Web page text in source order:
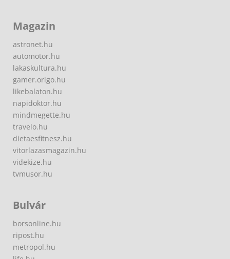
Magazin
astronet.hu
automotor.hu
lakaskultura.hu
gamer.origo.hu
likebalaton.hu
napidoktor.hu
mindmegette.hu
travelo.hu
dietaesfitnesz.hu
vitorlazasmagazin.hu
videkize.hu
tvmusor.hu
Bulvár
borsonline.hu
ripost.hu
metropol.hu